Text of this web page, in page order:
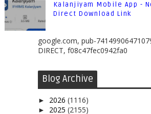
Kalanjiyam Mobile App -
Direct Download Link
google.com, pub-
DIRECT, f08c47fec0942fa0
Blog Archive
► 2026 (1116)
► 2025 (2155)